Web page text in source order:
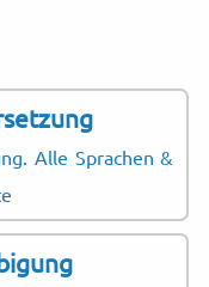
Alle Sprachen &